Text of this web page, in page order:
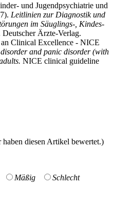
und Jugendpsychiatrie und
Leitlinien zur Diagnostik und
im Säuglings-, Kindes-
Ärzte-Verlag.
Clinical Excellence - NICE
and panic disorder (with
NICE clinical guideline
haben diesen Artikel bewertet.)
Mäßig Schlecht